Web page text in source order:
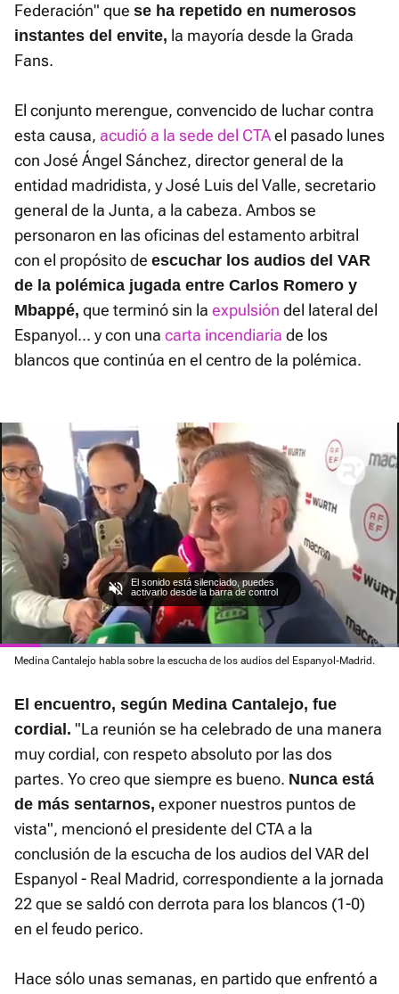
Federación" que se ha repetido en numerosos
instantes del envite, la mayoría desde la Grada
Fans.
El conjunto merengue, convencido de luchar contra
esta causa, acudió a la sede del CTAel pasado lunes
con José Ángel Sánchez, director general de la
entidad madridista, y José Luis del Valle, secretario
general de la Junta, a la cabeza. Ambos se
personaron en las oficinas del estamento arbitral
con el propósito de escuchar los audios del VAR
de la polémica jugada entre Carlos Romero y
Mbappé, que terminó sin la expulsión del lateral del
Espanyol... y con una carta incendiaria de los
blancos que continúa en el centro de la polémica.
Current
Time
0:05 / Duration
0:46
Loaded
Medina Cantalejo habla sobre la escucha de los audios del Espanyol-Madrid.
El encuentro, según Medina Cantalejo, fue
cordial. "La reunión se ha celebrado de una manera
muy cordial, con respeto absoluto por las dos
partes. Yo creo que siempre es bueno. Nunca está
de más sentarnos, exponer nuestros puntos de
vista", mencionó el presidente del CTA a la
conclusión de la escucha de los audios del VAR del
Espanyol - Real Madrid, correspondiente a la jornada
22 que se saldó con derrota para los blancos (1-0)
en el feudo perico.
Hace sólo unas semanas, en partido que enfrentó a